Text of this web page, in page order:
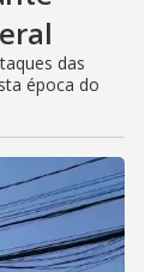
das
época do